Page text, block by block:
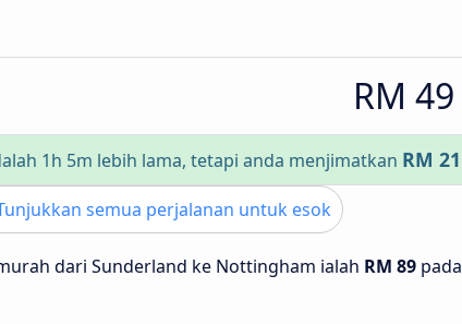
RM 49
1h 5m lebih lama, tetapi anda menjimatkan RM 21
semua perjalanan untuk esok
dari Sunderland ke Nottingham ialah RM 89 pada